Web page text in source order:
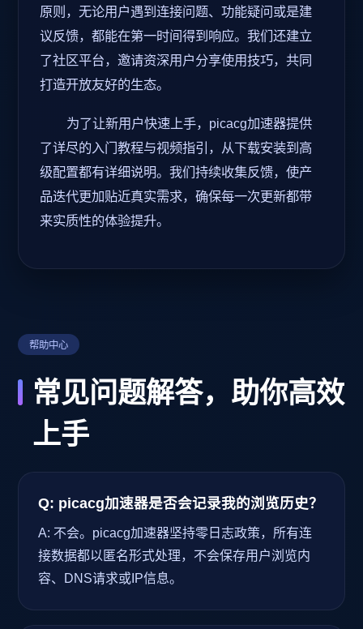
原则，无论用户遇到连接问题、功能疑问或是建
议反馈，都能在第一时间得到响应。我们还建立
了社区平台，邀请资深用户分享使用技巧，共同
打造开放友好的生态。
为了让新用户快速上手，picacg加速器提供
了详尽的入门教程与视频指引，从下载安装到高
级配置都有详细说明。我们持续收集反馈，使产
品迭代更加贴近真实需求，确保每一次更新都带
来实质性的体验提升。
帮助中心
常见问题解答，助你高效
上手
Q: picacg加速器是否会记录我的浏览历史？
A: 不会。picacg加速器坚持零日志政策，所有连
接数据都以匿名形式处理，不会保存用户浏览内
容、DNS请求或IP信息。